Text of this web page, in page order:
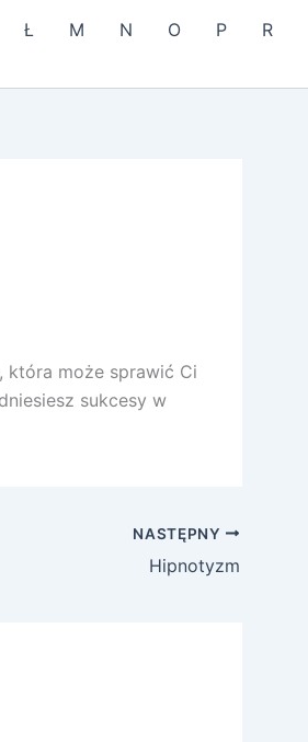
Ł M N O P R
która może sprawić Ci
sukcesy w
NASTĘPNY
Hipnotyzm